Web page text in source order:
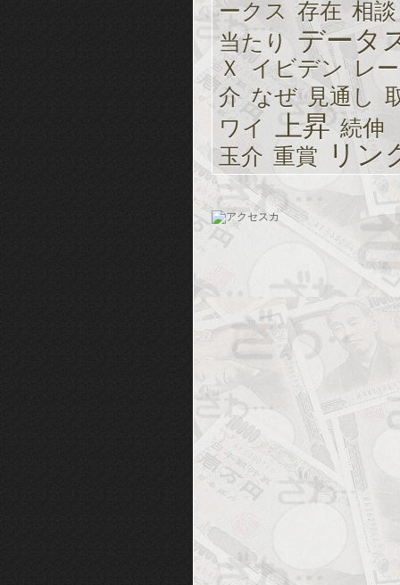
ークス 存在 相談
当たり
データ
Ｘ イビデン レ
介 なぜ 見通し
ワイ 上昇 続伸
玉介 重賞 リン